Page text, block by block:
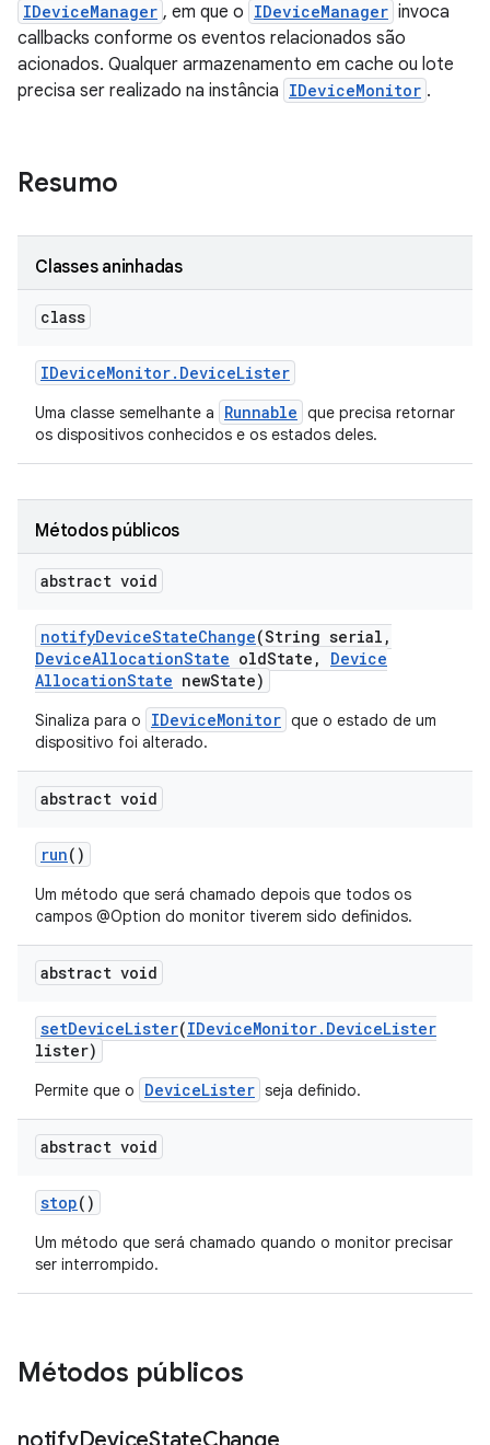
IDeviceManager , em que o IDeviceManager invoca
callbacks conforme os eventos relacionados são
acionados. Qualquer armazenamento em cache ou lote
precisa ser realizado na instância IDeviceMonitor .
Resumo
Classes aninhadas
class
IDeviceMonitor. DeviceLister
Uma classe semelhante a Runnable que precisa retornar
os dispositivos conhecidos e os estados deles.
Métodos públicos
abstract void
notifyDeviceStateChange(String serial ,
DeviceAllocationState oldState ,
Device
AllocationState newState)
Sinaliza para o IDeviceMonitor que o estado de um
dispositivo foi alterado.
abstract void
run()
Um método que será chamado depois que todos os
campos @Option do monitor tiverem sido definidos.
abstract void
setDeviceLister(IDeviceMonitor. DeviceLister
lister)
Permite que o DeviceLister seja definido.
abstract void
stop()
Um método que será chamado quando o monitor precisar
ser interrompido.
Métodos públicos